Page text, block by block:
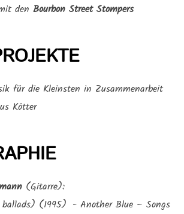
den Bourbon Street Stompers
für die Kleinsten in Zusammenarbeit
Kötter
(Gitarre):
ballads) (1995) - Another Blue – Songs